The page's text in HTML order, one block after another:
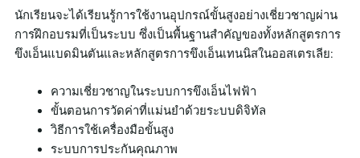
นักเรียนจะได้เรียนรู้การใช้งานอุปกรณ์ขั้นสูงอย่างเชี่ยวชาญผ่าน
การฝึกอบรมที่เป็นระบบ ซึ่งเป็นพื้นฐานสำคัญของทั้งหลักสูตรการ
ขึงเอ็นแบดมินตันและหลักสูตรการขึงเอ็นเทนนิสในออสเตรเลีย:
ความเชี่ยวชาญในระบบการขึงเอ็นไฟฟ้า
ขั้นตอนการวัดค่าที่แม่นยำด้วยระบบดิจิทัล
วิธีการใช้เครื่องมือขั้นสูง
ระบบการประกันคุณภาพ